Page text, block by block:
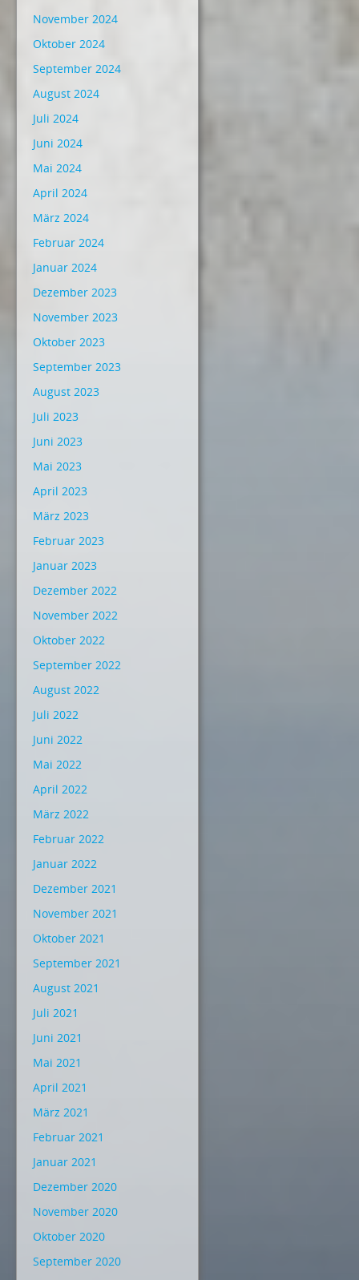
November 2024
Oktober 2024
September 2024
August 2024
Juli 2024
Juni 2024
Mai 2024
April 2024
März 2024
Februar 2024
Januar 2024
Dezember 2023
November 2023
Oktober 2023
September 2023
August 2023
Juli 2023
Juni 2023
Mai 2023
April 2023
März 2023
Februar 2023
Januar 2023
Dezember 2022
November 2022
Oktober 2022
September 2022
August 2022
Juli 2022
Juni 2022
Mai 2022
April 2022
März 2022
Februar 2022
Januar 2022
Dezember 2021
November 2021
Oktober 2021
September 2021
August 2021
Juli 2021
Juni 2021
Mai 2021
April 2021
März 2021
Februar 2021
Januar 2021
Dezember 2020
November 2020
Oktober 2020
September 2020